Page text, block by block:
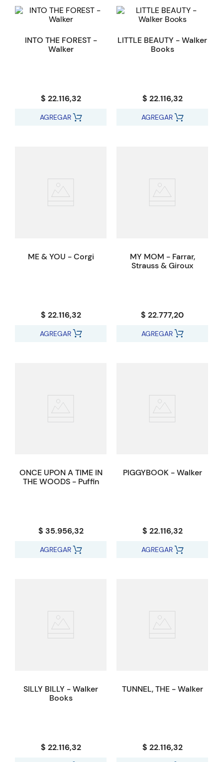
INTO THE FOREST -
Walker
$ 22.116,32
AGREGAR
LITTLE BEAUTY - Walker
Books
$ 22.116,32
AGREGAR
ME & YOU - Corgi
$ 22.116,32
AGREGAR
MY MOM - Farrar,
Strauss & Giroux
$ 22.777,20
AGREGAR
ONCE UPON A TIME IN
THE WOODS - Puffin
$ 35.956,32
AGREGAR
PIGGYBOOK - Walker
$ 22.116,32
AGREGAR
SILLY BILLY - Walker
Books
$ 22.116,32
TUNNEL, THE - Walker
$ 22.116,32